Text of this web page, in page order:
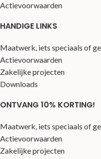
Actievoorwaarden
HANDIGE LINKS
Maatwerk, iets speciaals of
Actievoorwaarden
Zakelijke projecten
Downloads
ONTVANG 10% KORTING!
Maatwerk, iets speciaals of
Actievoorwaarden
Zakelijke projecten